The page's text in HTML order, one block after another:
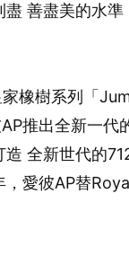
善盡美的水
橡樹系列「
推出全新一代
全新世代的
愛彼AP替